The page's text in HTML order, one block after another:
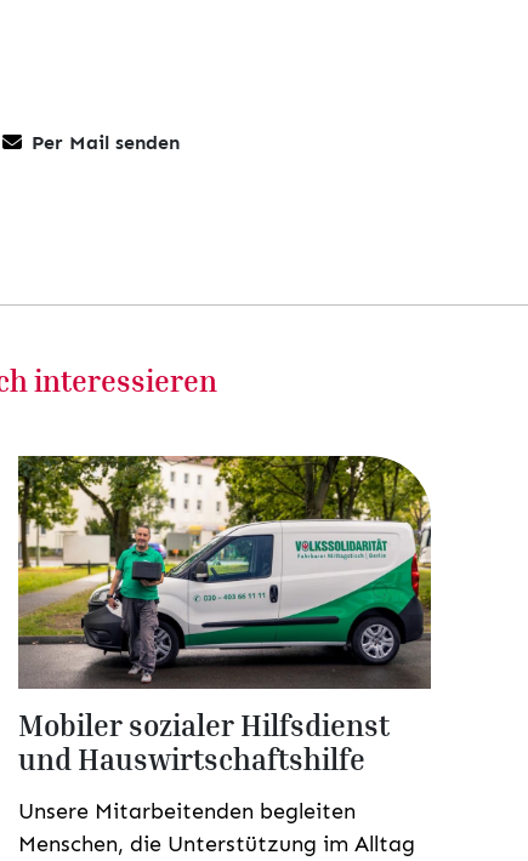
Per Mail senden
interessieren
Mobiler sozialer Hilfsdienst
und Hauswirtschaftshilfe
Unsere Mitarbeitenden begleiten
Menschen, die Unterstützung im Alltag